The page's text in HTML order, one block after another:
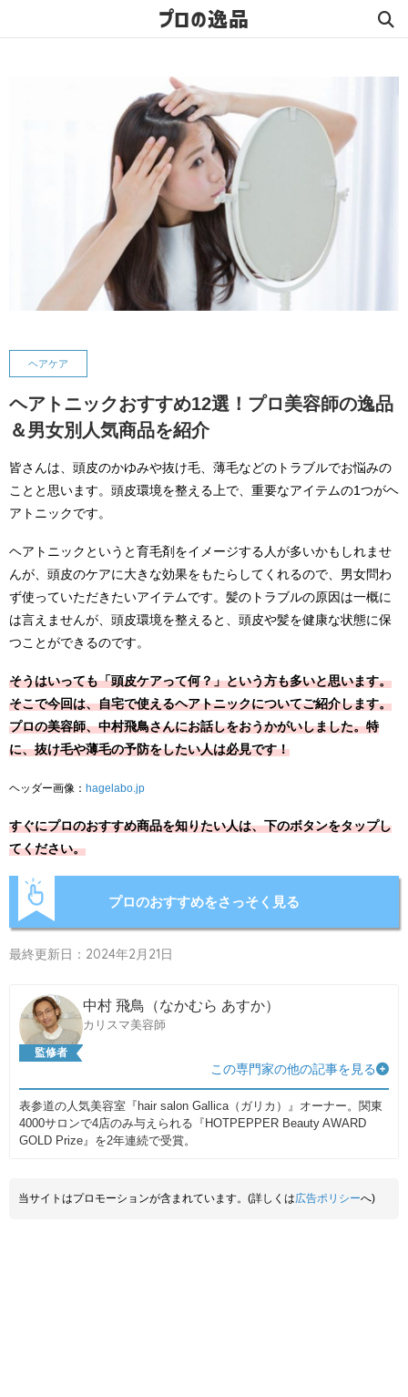
プロの逸品
ヘアケア
ヘアトニックおすすめ12選！プロ美容師の逸品
＆男女別人気商品を紹介
皆さんは、頭皮のかゆみや抜け毛、薄毛などのトラブルでお悩みの
ことと思います。頭皮環境を整える上で、重要なアイテムの1つがヘ
アトニックです。
ヘアトニックというと育毛剤をイメージする人が多いかもしれませ
んが、頭皮のケアに大きな効果をもたらしてくれるので、男女問わ
ず使っていただきたいアイテムです。髪のトラブルの原因は一概に
は言えませんが、頭皮環境を整えると、頭皮や髪を健康な状態に保
つことができるのです。
そうはいっても「頭皮ケアって何？」という方も多いと思います。
そこで今回は、自宅で使えるヘアトニックについてご紹介します。
プロの美容師、中村飛鳥さんにお話しをおうかがいしました。特
に、抜け毛や薄毛の予防をしたい人は必見です！
ヘッダー画像： hagelabo.jp
すぐにプロのおすすめ商品を知りたい人は、下のボタンをタップし
てください。
プロのおすすめをさっそく見る
最終更新日：2024年2月21日
監修者
中村 飛鳥（なかむら あすか）
カリスマ美容師
この専門家の他の記事を見る
表参道の人気美容室『hair salon Gallica（ガリカ）』オーナー。関東
4000サロンで4店のみ与えられる『HOTPEPPER Beauty AWARD
GOLD Prize』を2年連続で受賞。
当サイトはプロモーションが含まれています。(詳しくは広告ポリシーへ)